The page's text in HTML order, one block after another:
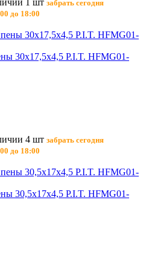
1 шт забрать сегодня
до 18:00
30х17,5х4,5 P.I.T. HFMG01-
4 шт забрать сегодня
до 18:00
30,5х17х4,5 P.I.T. HFMG01-